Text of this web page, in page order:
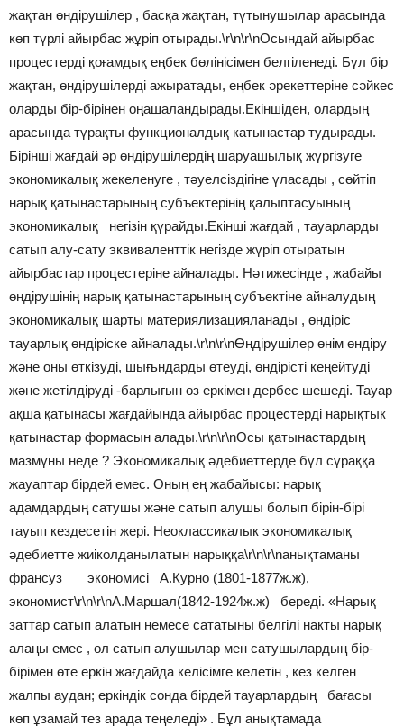
жақтан өндірушілер , басқа жақтан, түтынушылар арасында
көп түрлі айырбас жұріп отырады.\r\n\r\nОсындай айырбас
процестерді қоғамдық еңбек бөлінісімен белгіленеді. Бүл бір
жақтан, өндірушілерді ажыратады, еңбек әрекеттеріне сәйкес
оларды бір-бірінен оңашаландырады.Екіншіден, олардың
арасында түрақты функционалдық катынастар тудырады.
Бірінші жағдай әр өндірушілердің шаруашылық жүргізуге
экономикалық жекеленуге , тәуелсіздігіне үласады , сөйтіп
нарық қатынастарының субъектерінің қалыптасуының
экономикалық негізін қүрайды.Екінші жағдай , тауарларды
сатып алу-сату эквиваленттік негізде жүріп отыратын
айырбастар процестеріне айналады. Нәтижесінде , жабайы
өндірушінің нарық қатынастарының субъектіне айналудың
экономикалық шарты материялизацияланады , өндіріс
тауарлық өндіріске айналады.\r\n\r\nӨндірушілер өнім өндіру
және оны өткізуді, шығьндарды өтеуді, өндірісті кеңейтуді
және жетілдіруді -барлығын өз еркімен дербес шешеді. Тауар
ақша қатынасы жағдайында айырбас процестерді нарықтык
қатынастар формасын алады.\r\n\r\nОсы қатынастардың
мазмүны неде ? Экономикалық әдебиеттерде бүл сүраққа
жауаптар бірдей емес. Оның ең жабайысы: нарық
адамдардың сатушы және сатып алушы болып бірін-бірі
тауып кездесетін жері. Неоклассикалык экономикалық
әдебиетте жиіколданылатын нарыққа\r\n\r\nанықтаманы
франсуз экономисі А.Курно (1801-1877ж.ж),
экономист\r\n\r\nА.Маршал(1842-1924ж.ж) береді. «Нарық
заттар сатып алатын немесе сататыны белгілі накты нарық
алаңы емес , ол сатып алушылар мен сатушылардың бір-
бірімен өте еркін жағдайда келісімге келетін , кез келген
жалпы аудан; еркіндік сонда бірдей тауарлардың бағасы
көп ұзамай тез арада теңеледі» . Бұл анықтамада